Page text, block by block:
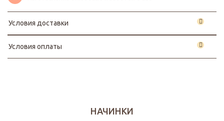
Условия доставки
Условия оплаты
НАЧИНКИ